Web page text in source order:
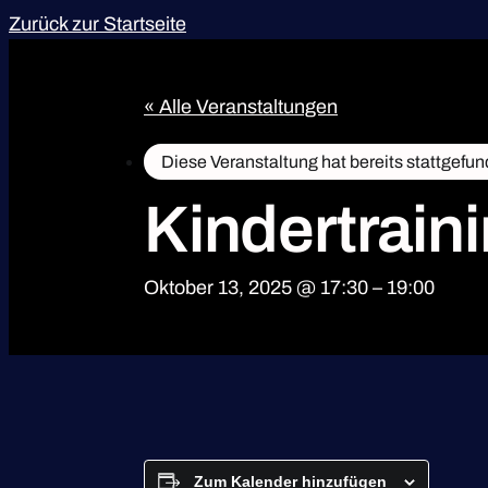
Zurück zur Startseite
« Alle Veranstaltungen
Diese Veranstaltung hat bereits
Oktober 13, 2025 @ 17:30 – 19:00
Zum Kalender hinzufügen